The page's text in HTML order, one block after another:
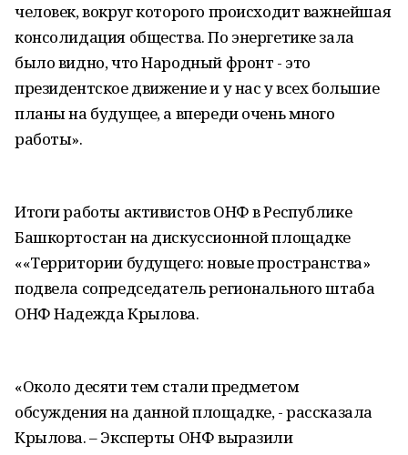
человек, вокруг которого происходит важнейшая
консолидация общества. По энергетике зала
было видно, что Народный фронт - это
президентское движение и у нас у всех большие
планы на будущее, а впереди очень много
работы».
Итоги работы активистов ОНФ в Республике
Башкортостан на дискуссионной площадке
««Территории будущего: новые пространства»
подвела сопредседатель регионального штаба
ОНФ Надежда Крылова.
«Около десяти тем стали предметом
обсуждения на данной площадке, - рассказала
Крылова. – Эксперты ОНФ выразили